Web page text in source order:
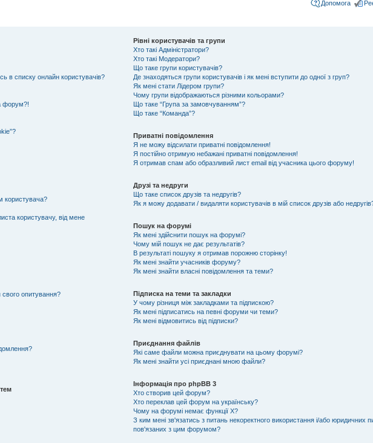
Допомога
в списку онлайн користувачів?
форум?!
користувача?
користувачу, від мене
свого опитування?
Рівні користувачів та групи
Хто такі Адміністратори?
Хто такі Модератори?
Що таке групи користувачів?
Де знаходяться групи користувачів і як мені вступити до одної з груп?
Як мені стати Лідером групи?
Чому групи відображаються різними кольорами?
Що таке “Група за замовчуванням”?
Що таке “Команда”?
Приватні повідомлення
Я не можу відсилати приватні повідомлення!
Я постійно отримую небажані приватні повідомлення!
Я отримав спам або образливий лист email від учасника цього форуму!
Друзі та недруги
Що таке список друзів та недругів?
Як я можу додавати / видаляти користувачів в мій список друзів або
Пошук на форумі
Як мені здійснити пошук на форумі?
Чому мій пошук не дає результатів?
В результаті пошуку я отримав порожню сторінку!
Як мені знайти учасників форуму?
Як мені знайти власні повідомлення та теми?
Підписка на теми та закладки
У чому різниця між закладками та підпискою?
Як мені підписатись на певні форуми чи теми?
Як мені відмовитись від підписки?
Приєднання файлів
Які саме файли можна приєднувати на цьому форумі?
Як мені знайти усі приєднані мною файли?
Інформація про phpBB 3
Хто створив цей форум?
Хто переклав цей форум на українську?
Чому на форумі немає функції X?
З ким мені зв'язатись з питань некоректного використання і/або юридичних
пов'язаних з цим форумом?